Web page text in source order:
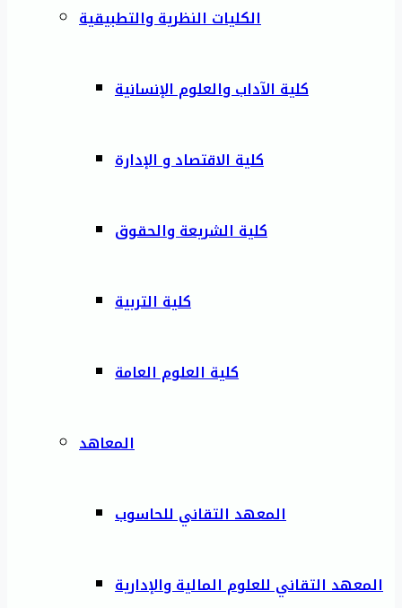
الكليات النظرية والتطبيقية
كلية الآداب والعلوم الإنسانية
كلية الاقتصاد و الإدارة
كلية الشريعة والحقوق
كلية التربية
كلية العلوم العامة
المعاهد
المعهد التقاني للحاسوب
المعهد التقاني للعلوم المالية والإدارية